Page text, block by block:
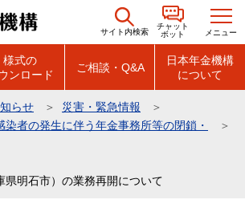
サイト内検索
チャット
ボット
メニュー
様式の
ンロード
ご相談・Q&A
日本年金機構
について
らせ
災害・緊急情報
染者の発生に伴う年金事務所等の閉鎖・
県明石市）の業務再開について